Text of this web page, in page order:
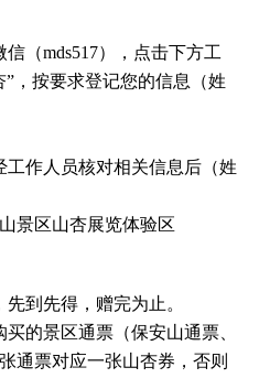
（mds517），点击下方工
，按要求登记您的信息（姓
作人员核对相关信息后（姓
景区山杏展览体验区
到先得，赠完为止。
的景区通票（保安山通票、
通票对应一张山杏券，否则